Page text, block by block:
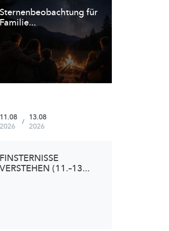
Sternenbeobachtung für
Familie...
11.08
2026
/
13.08
2026
FINSTERNISSE
VERSTEHEN (11.–13...